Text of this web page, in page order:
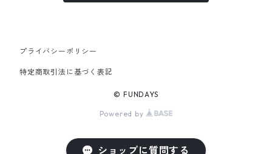
プライバシーポリシー
特定商取引法に基づく表記
© FUNDAYS
Powered by
ショップに質問する